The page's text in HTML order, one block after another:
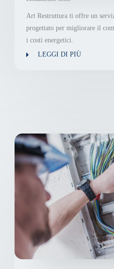
Art Restruttura ti offre un
progettato per migliorare il
i costi energetici.
LEGGI DI PIÙ